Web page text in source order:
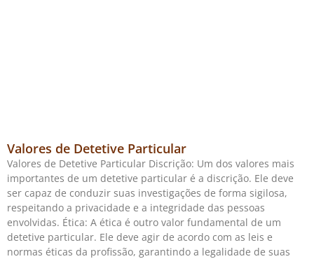
Valores de Detetive Particular
Valores de Detetive Particular Discrição: Um dos valores mais
importantes de um detetive particular é a discrição. Ele deve
ser capaz de conduzir suas investigações de forma sigilosa,
respeitando a privacidade e a integridade das pessoas
envolvidas. Ética: A ética é outro valor fundamental de um
detetive particular. Ele deve agir de acordo com as leis e
normas éticas da profissão, garantindo a legalidade de suas